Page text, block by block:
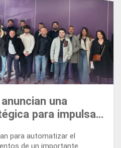
una
para impulsar
para automatizar el
de un importante